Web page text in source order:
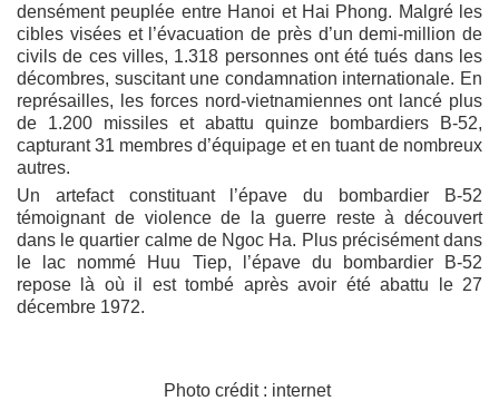
densément peuplée entre Hanoi et Hai Phong. Malgré les
cibles visées et l’évacuation de près d’un demi-million de
civils de ces villes, 1.318 personnes ont été tués dans les
décombres, suscitant une condamnation internationale. En
représailles, les forces nord-vietnamiennes ont lancé plus
de 1.200 missiles et abattu quinze bombardiers B-52,
capturant 31 membres d’équipage et en tuant de nombreux
autres.
Un artefact constituant l’épave du bombardier B-52
témoignant de violence de la guerre reste à découvert
dans le quartier calme de Ngoc Ha. Plus précisément dans
le lac nommé Huu Tiep, l’épave du bombardier B-52
repose là où il est tombé après avoir été abattu le 27
décembre 1972.
Photo crédit : internet